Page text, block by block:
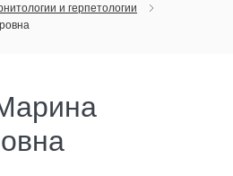
ТЕРИОЛОГИИ
и герпетологии